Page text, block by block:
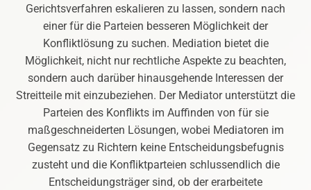
Gerichtsverfahren eskalieren zu lassen, sondern nach
einer für die Parteien besseren Möglichkeit der
Konfliktlösung zu suchen. Mediation bietet die
Möglichkeit, nicht nur rechtliche Aspekte zu beachten,
sondern auch darüber hinausgehende Interessen der
Streitteile mit einzubeziehen. Der Mediator unterstützt die
Parteien des Konflikts im Auffinden von für sie
maßgeschneiderten Lösungen, wobei Mediatoren im
Gegensatz zu Richtern keine Entscheidungsbefugnis
zusteht und die Konfliktparteien schlussendlich die
Entscheidungsträger sind, ob der erarbeitete